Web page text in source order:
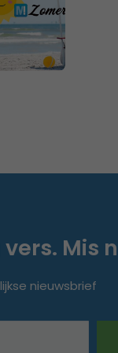
Mis
nieuwsbrief